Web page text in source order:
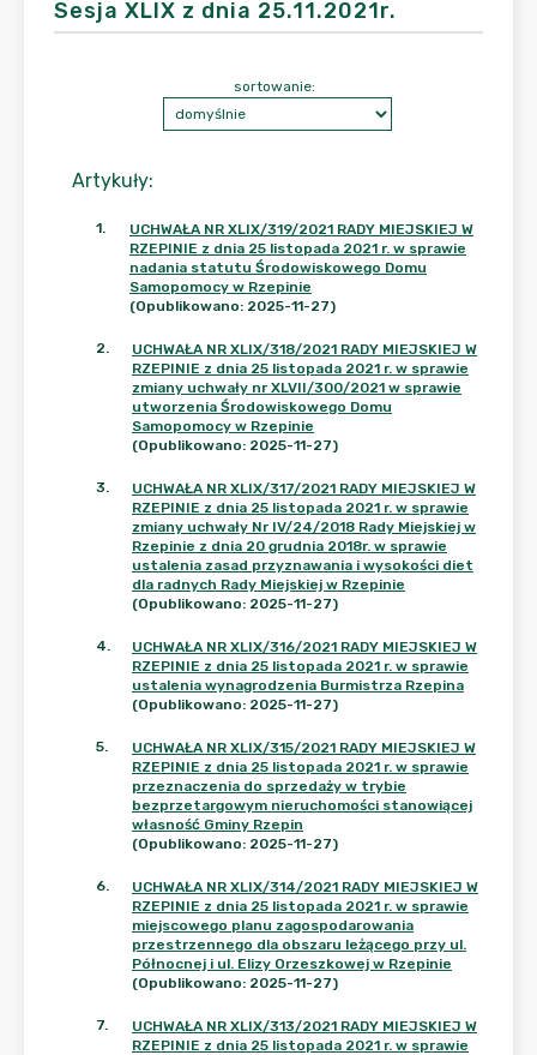
Sesja XLIX z dnia 25.11.2021r.
Artykuły:
sortowanie:
1.
UCHWAŁA NR XLIX/319/2021 RADY MIEJSKIEJ W
RZEPINIE z dnia 25 listopada 2021 r. w sprawie
nadania statutu Środowiskowego Domu
Samopomocy w Rzepinie
(Opublikowano: 2025-11-27)
2.
UCHWAŁA NR XLIX/318/2021 RADY MIEJSKIEJ W
RZEPINIE z dnia 25 listopada 2021 r. w sprawie
zmiany uchwały nr XLVII/300/2021 w sprawie
utworzenia Środowiskowego Domu
Samopomocy w Rzepinie
(Opublikowano: 2025-11-27)
3.
UCHWAŁA NR XLIX/317/2021 RADY MIEJSKIEJ W
RZEPINIE z dnia 25 listopada 2021 r. w sprawie
zmiany uchwały Nr IV/24/2018 Rady Miejskiej w
Rzepinie z dnia 20 grudnia 2018r. w sprawie
ustalenia zasad przyznawania i wysokości diet
dla radnych Rady Miejskiej w Rzepinie
(Opublikowano: 2025-11-27)
4.
UCHWAŁA NR XLIX/316/2021 RADY MIEJSKIEJ W
RZEPINIE z dnia 25 listopada 2021 r. w sprawie
ustalenia wynagrodzenia Burmistrza Rzepina
(Opublikowano: 2025-11-27)
5.
UCHWAŁA NR XLIX/315/2021 RADY MIEJSKIEJ W
RZEPINIE z dnia 25 listopada 2021 r. w sprawie
przeznaczenia do sprzedaży w trybie
bezprzetargowym nieruchomości stanowiącej
własność Gminy Rzepin
(Opublikowano: 2025-11-27)
6.
UCHWAŁA NR XLIX/314/2021 RADY MIEJSKIEJ W
RZEPINIE z dnia 25 listopada 2021 r. w sprawie
miejscowego planu zagospodarowania
przestrzennego dla obszaru leżącego przy ul.
Północnej i ul. Elizy Orzeszkowej w Rzepinie
(Opublikowano: 2025-11-27)
7.
UCHWAŁA NR XLIX/313/2021 RADY MIEJSKIEJ W
RZEPINIE z dnia 25 listopada 2021 r. w sprawie